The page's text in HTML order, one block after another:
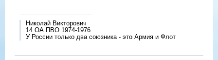
Николай Викторович
14 ОА ПВО 1974-1976
У России только два союзника - это Армия и Флот